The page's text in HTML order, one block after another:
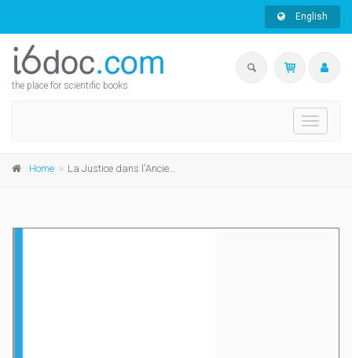
English
the place for scientific books
Toggle
Home La Justice dans l'Ancien Testament